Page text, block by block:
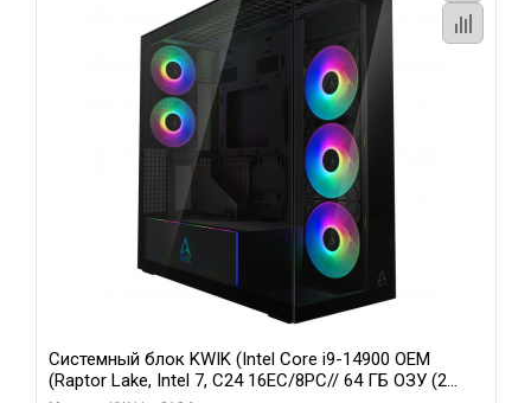
Системный блок KWIK (Intel Core i9-14900 OEM
(Raptor Lake, Intel 7, C24 16EC/8PC// 64 ГБ ОЗУ (2